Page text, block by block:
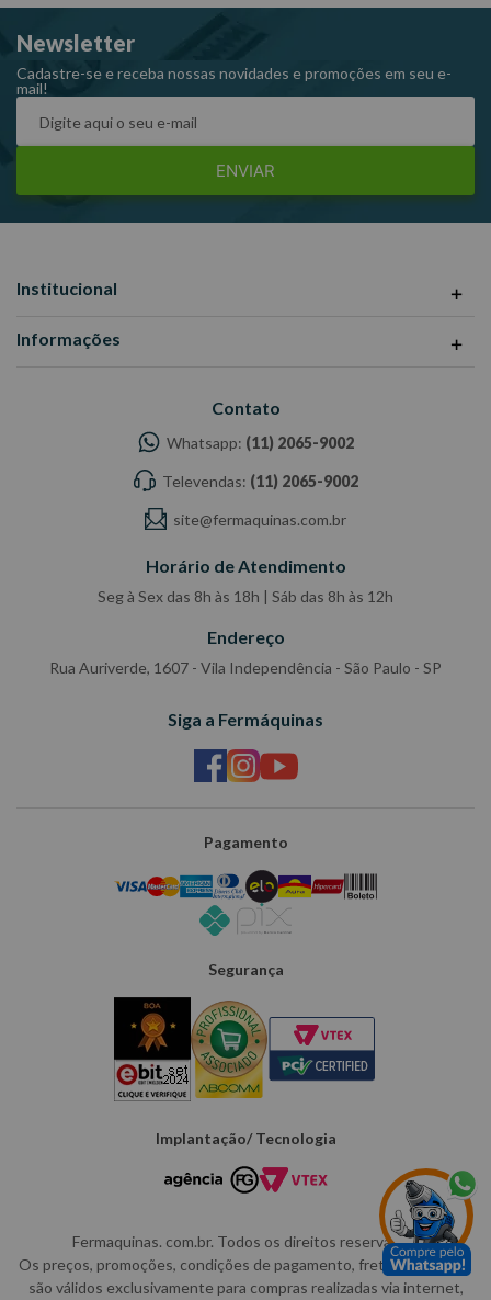
Newsletter
Cadastre-se e receba nossas novidades e promoções em seu e-
mail!
ENVIAR
Institucional
Informações
Contato
Whatsapp: (11) 2065-9002
Televendas: (11) 2065-9002
site@fermaquinas.com.br
Horário de Atendimento
Seg à Sex das 8h às 18h | Sáb das 8h às 12h
Endereço
Rua Auriverde, 1607 - Vila Independência - São Paulo - SP
Siga a Fermáquinas
Pagamento
Segurança
Implantação/ Tecnologia
Fermaquinas. com.br. Todos os direitos reservados.
Os preços, promoções, condições de pagamento, frete e produtos
são válidos exclusivamente para compras realizadas via internet,